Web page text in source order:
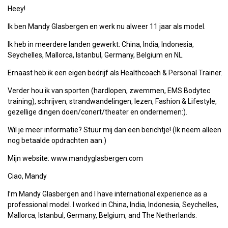
Heey!
Ik ben Mandy Glasbergen en werk nu alweer 11 jaar als model.
Ik heb in meerdere landen gewerkt: China, India, Indonesia,
Seychelles, Mallorca, Istanbul, Germany, Belgium en NL.
Ernaast heb ik een eigen bedrijf als Healthcoach & Personal Trainer.
Verder hou ik van sporten (hardlopen, zwemmen, EMS Bodytec
training), schrijven, strandwandelingen, lezen, Fashion & Lifestyle,
gezellige dingen doen/conert/theater en ondernemen:).
Wil je meer informatie? Stuur mij dan een berichtje! (Ik neem alleen
nog betaalde opdrachten aan.)
Mijn website: www.mandyglasbergen.com
Ciao, Mandy
I’m Mandy Glasbergen and I have international experience as a
professional model. I worked in China, India, Indonesia, Seychelles,
Mallorca, Istanbul, Germany, Belgium, and The Netherlands.